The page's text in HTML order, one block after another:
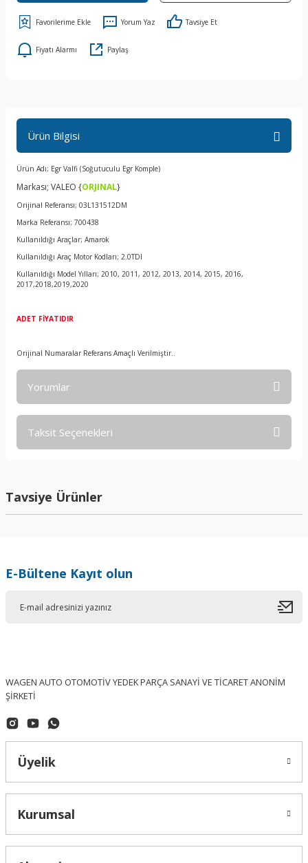
Yorum Yaz Tavsiye Et
Fiyatı Alarmı Paylaş
Ürün Bilgisi
Ürün Adı; Egr Valfi (Soğutuculu Egr Komple)
Markası; VALEO {ORJINAL}
Orijinal Referansı; 03L131512DM
Marka Referansı; 700438
Kullanıldığı Araçlar; Amarok
Kullanıldığı Araç Motor Kodları; 2.0TDI
Kullanıldığı Model Yılları; 2010, 2011, 2012, 2013, 2014, 2015, 2016,
2017,2018,2019,2020
ADET FİYATIDIR
Orijinal Numaralar Referans Amaçlı Verilmiştir..
Yorumlar
Taksit Seçenekleri
Tavsiye Ürünler
Amarok 2.0TDI Selenoid Valfi 037906283C
1.655,28 ₺
E-Bültene Kayıt olun
WAGEN AUTO OTOMOTİV YEDEK PARÇA SANAYİ VE TİCARET ANONİM
ŞİRKETİ
Üyelik
Kurumsal